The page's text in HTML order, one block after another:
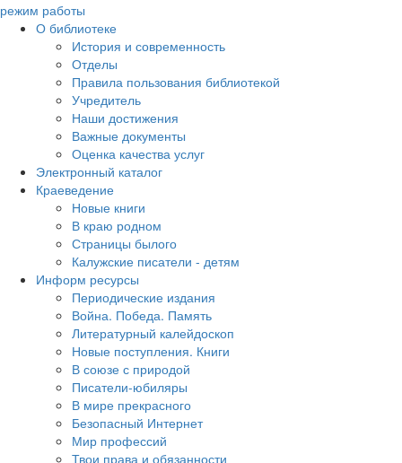
режим работы
О библиотеке
История и современность
Отделы
Правила пользования библиотекой
Учредитель
Наши достижения
Важные документы
Оценка качества услуг
Электронный каталог
Краеведение
Новые книги
В краю родном
Страницы былого
Калужские писатели - детям
Информ ресурсы
Периодические издания
Война. Победа. Память
Литературный калейдоскоп
Новые поступления. Книги
В союзе с природой
Писатели-юбиляры
В мире прекрасного
Безопасный Интернет
Мир профессий
Твои права и обязанности